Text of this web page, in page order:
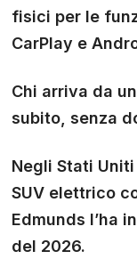
fisici per le
CarPlay e
Chi arriva da
subito, senza
Negli Stati
SUV elettrico
Edmunds l’ha
del 2026.